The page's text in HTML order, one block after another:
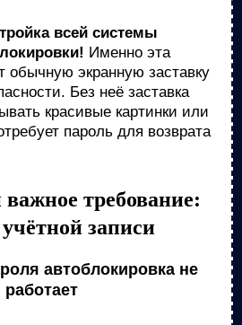
всей системы
Именно эта
обычную экранную заставку
Без неё заставка
красивые картинки или
пароль для возврата
требование:
записи
автоблокировка не
работает